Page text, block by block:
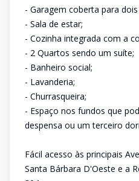
- Garagem coberta para
- Sala de estar;
- Cozinha integrada com a
- 2 Quartos sendo um suíte;
- Banheiro social;
- Lavanderia;
- Churrasqueira;
- Espaço nos fundos que
despensa ou um terceiro
Fácil acesso às principais
Santa Bárbara D'Oeste e a